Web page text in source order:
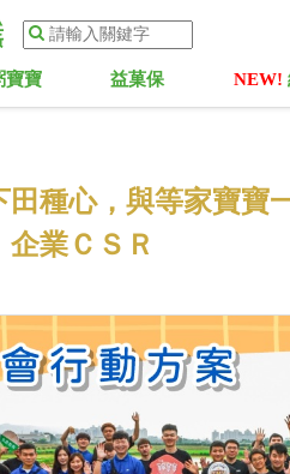
寶寶 益菓保 NEW!
田種心，與等家寶寶
業ＣＳＲ